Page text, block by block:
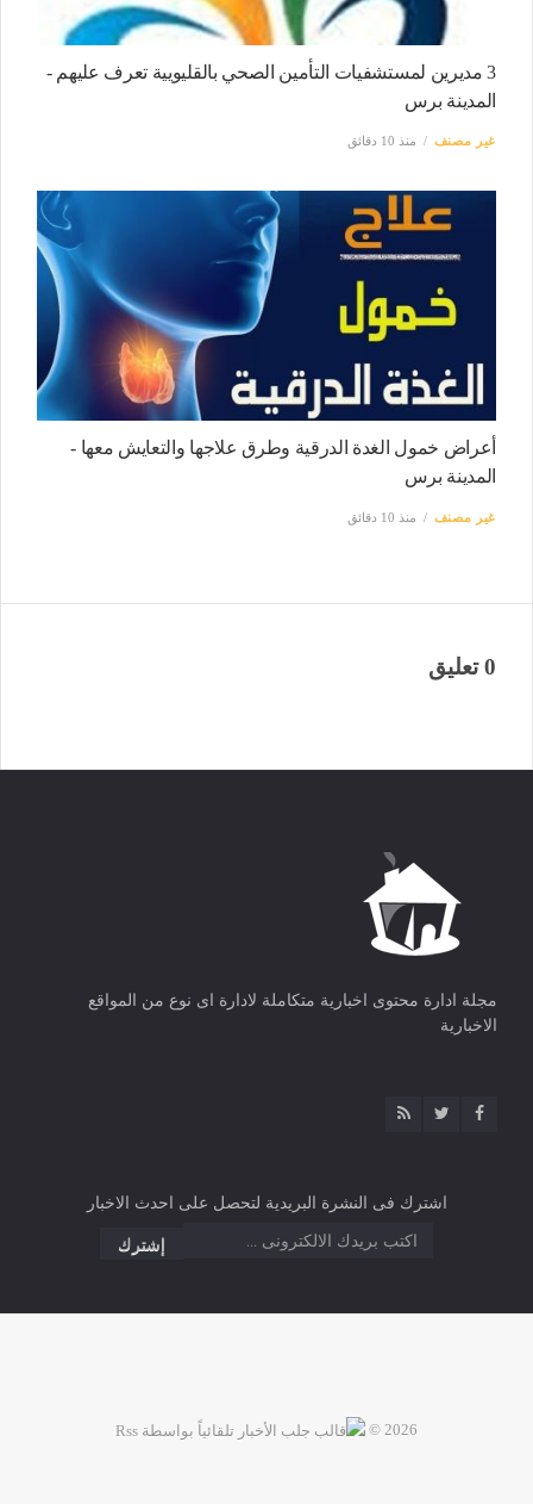
3 مديرين لمستشفيات التأمين الصحي بالقليويية تعرف عليهم -
المدينة برس
غير مصنف منذ 10 دقائق
أعراض خمول الغدة الدرقية وطرق علاجها والتعايش معها -
المدينة برس
غير مصنف منذ 10 دقائق
0 تعليق
مجلة ادارة محتوى اخبارية متكاملة لادارة اى نوع من المواقع
الاخبارية
اشترك فى النشرة البريدية لتحصل على احدث الاخبار
2026 ©